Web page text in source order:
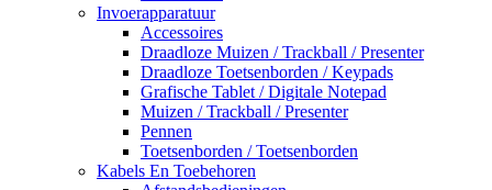
Invoerapparatuur
Accessoires
Draadloze Muizen / Trackball / Presenter
Draadloze Toetsenborden / Keypads
Grafische Tablet / Digitale Notepad
Muizen / Trackball / Presenter
Pennen
Toetsenborden / Toetsenborden
Kabels En Toebehoren